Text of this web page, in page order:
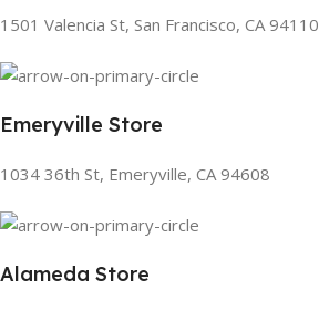
1501 Valencia St, San Francisco, CA 94110
Emeryville Store
1034 36th St, Emeryville, CA 94608
Alameda Store